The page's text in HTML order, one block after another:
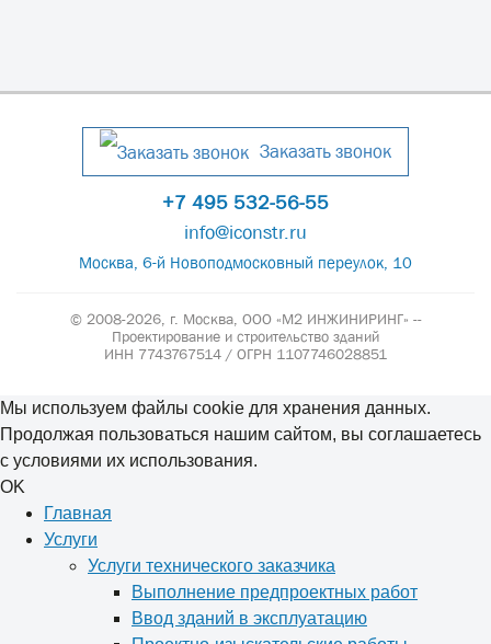
Заказать звонок
+7 495 532-56-55
info@iconstr.ru
Москва, 6-й Новоподмосковный переулок, 10
© 2008-2026, г. Москва, ООО «М2 ИНЖИНИРИНГ» --
Проектирование и строительство зданий
ИНН 7743767514 / ОГРН 1107746028851
Мы используем файлы cookie для хранения данных.
Продолжая пользоваться нашим сайтом, вы соглашаетесь
с условиями их использования.
OK
Главная
Услуги
Услуги технического заказчика
Выполнение предпроектных работ
Ввод зданий в эксплуатацию